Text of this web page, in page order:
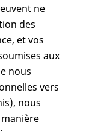
ne
des
et vos
aux
nous
vers
nous